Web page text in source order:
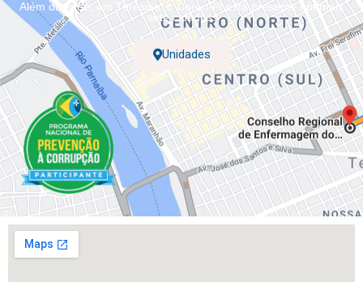
Além da sede, em Teresina, o Coren-PI está presente em mais
sete cidades.
Unidades